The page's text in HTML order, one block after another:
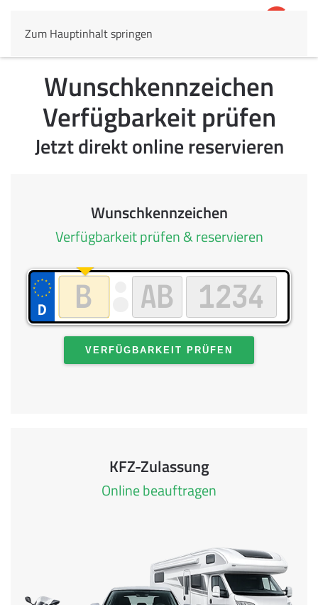
Zum Hauptinhalt springen
Wunschkennzeichen
Verfügbarkeit prüfen
Jetzt direkt online reservieren
Wunschkennzeichen
Verfügbarkeit prüfen & reservieren
VERFÜGBARKEIT PRÜFEN
KFZ-Zulassung
Online beauftragen